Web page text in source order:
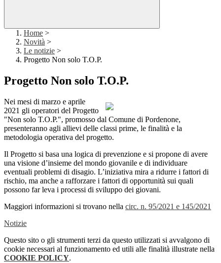
Home >
Novità >
Le notizie >
Progetto Non solo T.O.P.
Progetto Non solo T.O.P.
Nei mesi di marzo e aprile
2021 gli operatori del Progetto
"Non solo T.O.P.", promosso dal Comune di Pordenone,
presenteranno agli allievi delle classi prime, le finalità e la
metodologia operativa del progetto.
Il Progetto si basa una logica di prevenzione e si propone di avere
una visione d’insieme del mondo giovanile e di individuare
eventuali problemi di disagio. L’iniziativa mira a ridurre i fattori di
rischio, ma anche a rafforzare i fattori di opportunità sui quali
possono far leva i processi di sviluppo dei giovani.
Maggiori informazioni si trovano nella circ. n. 95/2021 e 145/2021
Notizie
Questo sito o gli strumenti terzi da questo utilizzati si avvalgono di
cookie necessari al funzionamento ed utili alle finalità illustrate nella
COOKIE POLICY.